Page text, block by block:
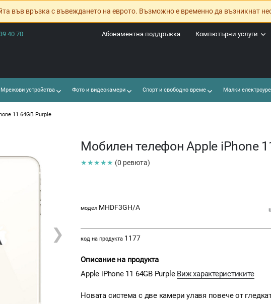
във връзка с въвеждането на еврото. Възможно е временно да възникнат
40 70 Компютърни услуги
Абонаментна поддръжка
устройства Фото и видеокамери Спорт и свободно време Малки
11 64GB Purple
❯
Мобилен телефон Apple iPhone
★★★★★ (0 ревюта)
модел MHDF3GH/A
код на продукта 1177
Описание на продукта
Apple iPhone 11 64GB Purple Виж характеристиките
Новата система с две камери улавя повече от